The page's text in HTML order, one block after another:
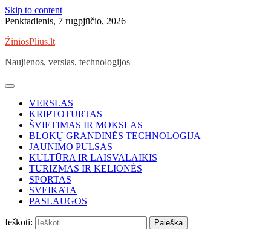
Skip to content
Penktadienis, 7 rugpjūčio, 2026
ŽiniosPlius.lt
Naujienos, verslas, technologijos
VERSLAS
KRIPTOTURTAS
ŠVIETIMAS IR MOKSLAS
BLOKŲ GRANDINĖS TECHNOLOGIJA
JAUNIMO PULSAS
KULTŪRA IR LAISVALAIKIS
TURIZMAS IR KELIONĖS
SPORTAS
SVEIKATA
PASLAUGOS
Ieškoti: